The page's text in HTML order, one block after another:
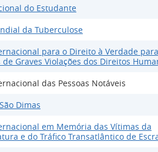
do Estudante
da Tuberculose
para o Direito à Verdade
de Graves Violações dos Direitos
das Pessoas Notáveis
Dimas
em Memória das Vítimas da
e do Tráfico Transatlântico de